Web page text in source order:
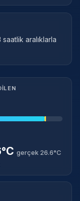
saatlik aralıklarla
gerçek 26.6°C